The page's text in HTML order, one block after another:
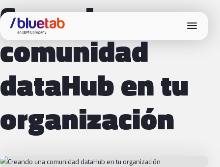
menu
Creando una
comunidad
dataHub en tu
organización